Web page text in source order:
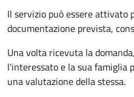
Il servizio può essere attivato
documentazione prevista,
Una volta ricevuta la
l'interessato e la sua famiglia
una valutazione della stessa.